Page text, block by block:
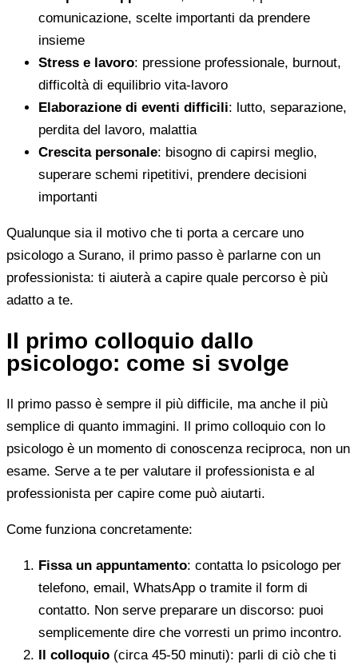
comunicazione, scelte importanti da prendere
insieme
Stress e lavoro: pressione professionale, burnout,
difficoltà di equilibrio vita-lavoro
Elaborazione di eventi difficili: lutto, separazione,
perdita del lavoro, malattia
Crescita personale: bisogno di capirsi meglio,
superare schemi ripetitivi, prendere decisioni
importanti
Qualunque sia il motivo che ti porta a cercare uno
psicologo a Surano, il primo passo è parlarne con un
professionista: ti aiuterà a capire quale percorso è più
adatto a te.
Il primo colloquio dallo
psicologo: come si svolge
Il primo passo è sempre il più difficile, ma anche il più
semplice di quanto immagini. Il primo colloquio con lo
psicologo è un momento di conoscenza reciproca, non un
esame. Serve a te per valutare il professionista e al
professionista per capire come può aiutarti.
Come funziona concretamente:
Fissa un appuntamento: contatta lo psicologo per
telefono, email, WhatsApp o tramite il form di
contatto. Non serve preparare un discorso: puoi
semplicemente dire che vorresti un primo incontro.
Il colloquio (circa 45-50 minuti): parli di ciò che ti